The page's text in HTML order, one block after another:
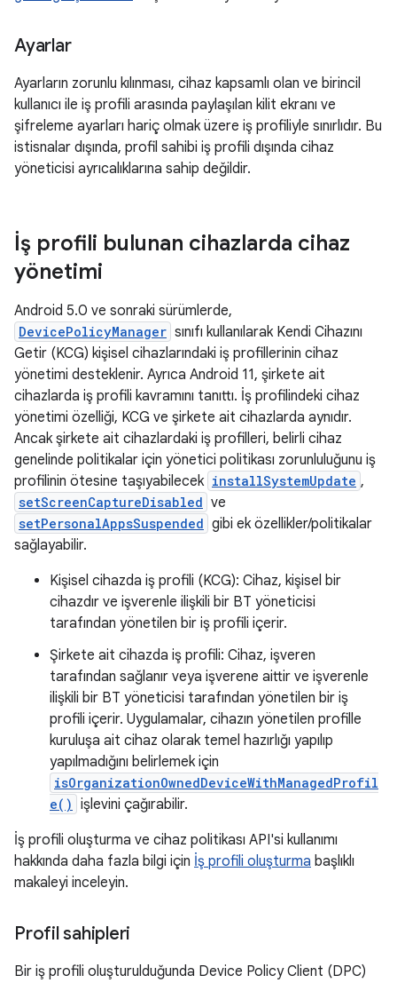
Ayarlar
Ayarların zorunlu kılınması, cihaz kapsamlı olan ve birincil
kullanıcı ile iş profili arasında paylaşılan kilit ekranı ve
şifreleme ayarları hariç olmak üzere iş profiliyle sınırlıdır. Bu
istisnalar dışında, profil sahibi iş profili dışında cihaz
yöneticisi ayrıcalıklarına sahip değildir.
İş profili bulunan cihazlarda cihaz
yönetimi
Android 5.0 ve sonraki sürümlerde,
DevicePolicyManager sınıfı kullanılarak Kendi Cihazını
Getir (KCG) kişisel cihazlarındaki iş profillerinin cihaz
yönetimi desteklenir. Ayrıca Android 11, şirkete ait
cihazlarda iş profili kavramını tanıttı. İş profilindeki cihaz
yönetimi özelliği, KCG ve şirkete ait cihazlarda aynıdır.
Ancak şirkete ait cihazlardaki iş profilleri, belirli cihaz
genelinde politikalar için yönetici politikası zorunluluğunu iş
profilinin ötesine taşıyabilecek installSystemUpdate ,
setScreenCaptureDisabled ve
setPersonalAppsSuspended gibi ek özellikler/politikalar
sağlayabilir.
Kişisel cihazda iş profili (KCG): Cihaz, kişisel bir
cihazdır ve işverenle ilişkili bir BT yöneticisi
tarafından yönetilen bir iş profili içerir.
Şirkete ait cihazda iş profili: Cihaz, işveren
tarafından sağlanır veya işverene aittir ve işverenle
ilişkili bir BT yöneticisi tarafından yönetilen bir iş
profili içerir. Uygulamalar, cihazın yönetilen profille
kuruluşa ait cihaz olarak temel hazırlığı yapılıp
yapılmadığını belirlemek için
isOrganizationOwnedDeviceWithManagedProfil
e() işlevini çağırabilir.
İş profili oluşturma ve cihaz politikası API'si kullanımı
hakkında daha fazla bilgi için İş profili oluşturma başlıklı
makaleyi inceleyin.
Profil sahipleri
Bir iş profili oluşturulduğunda Device Policy Client (DPC)